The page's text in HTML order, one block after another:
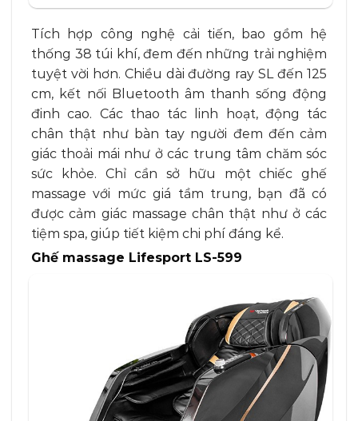
dựa trên
Tích hợp công nghệ cải tiến, bao gồm hệ
thống 38 túi khí, đem đến những trải nghiệm
tuyệt vời hơn. Chiều dài đường ray SL đến 125
cm, kết nối Bluetooth âm thanh sống động
đinh cao. Các thao tác linh hoạt, động tác
chân thật như bàn tay người đem đến cảm
giác thoải mái như ở các trung tâm chăm sóc
sức khỏe. Chỉ cần sở hữu một chiếc ghế
massage với mức giá tầm trung, bạn đã có
được cảm giác massage chân thật như ở các
tiệm spa, giúp tiết kiệm chi phí đáng kể.
Ghế massage Lifesport LS-599